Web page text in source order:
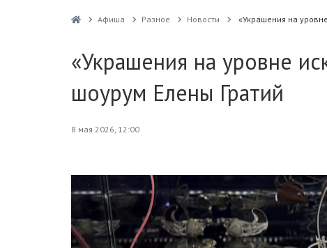
Афиша Разное Новости «Украшения на
«Украшения на уровне
шоурум Елены Гратий
8 мая 2026, 12:00